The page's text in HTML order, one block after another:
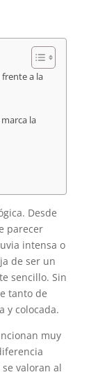
a la
la
Desde
parecer
intensa o
de ser un
sencillo. Sin
tanto de
y colocada.
muy
valoran al